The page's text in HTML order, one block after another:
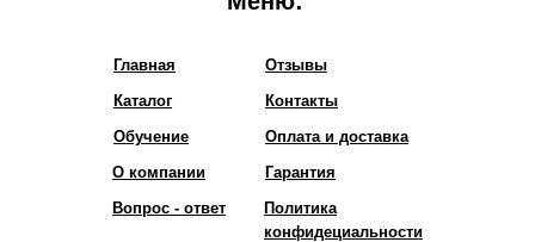
Главная
Каталог
Обучение
О компании
Отзывы
Контакты
Оплата и доставка
Гарантия
Политика
конфидециальности
Вопрос - ответ